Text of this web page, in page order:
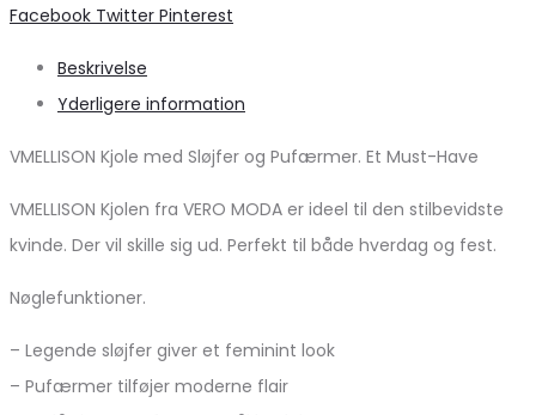
Share
Facebook Twitter Pinterest
Beskrivelse
Yderligere information
VMELLISON Kjole med Sløjfer og Pufærmer. Et Must-Have
VMELLISON Kjolen fra VERO MODA er ideel til den stilbevidste
kvinde. Der vil skille sig ud. Perfekt til både hverdag og fest.
Nøglefunktioner.
– Legende sløjfer giver et feminint look
– Pufærmer tilføjer moderne flair